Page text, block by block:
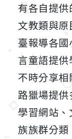
有各自提
文教類與
臺報導各
言童語提
不時分享
路獵場提
學習網站
族族群分